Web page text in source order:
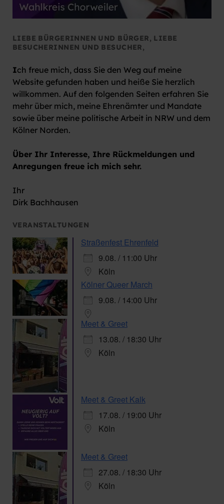
LIEBE BÜRGERINNEN UND BÜRGER, LIEBE
BESUCHERINNEN UND BESUCHER,
Ich freue mich, dass Sie den Weg auf meine
Website gefunden haben und heiße Sie herzlich
willkommen. Auf den folgenden Seiten erfahren Sie
mehr über mich, meine Ehrenämter und Mandate
sowie über meine politische Arbeit in NRW und dem
Kölner Norden.
Über Ihr Interesse, Ihre Rückmeldungen und
Anregungen freue ich mich sehr.
Ihr
Dirk Bachhausen
VERANSTALTUNGEN
Straßenfest Ehrenfeld
9.08. / 11:00 Uhr
Köln
Kölner Queer March
9.08. / 14:00 Uhr
Meet & Greet
13.08. / 18:30 Uhr
Köln
Meet & Greet Kalk
17.08. / 19:00 Uhr
Köln
Meet & Greet
27.08. / 18:30 Uhr
Köln